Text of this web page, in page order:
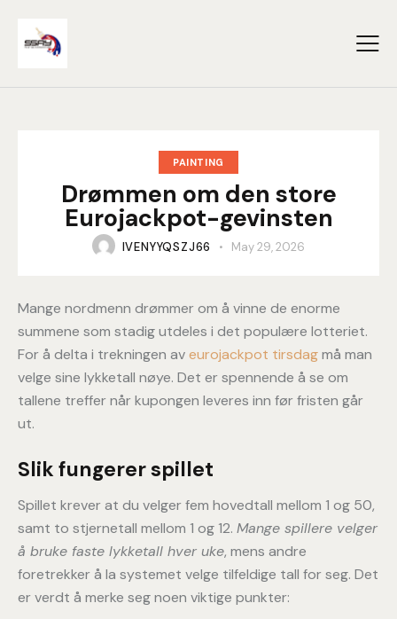
PAINTING
Drømmen om den store
Eurojackpot-gevinsten
IVENYYQSZJ66 May 29, 2026
Mange nordmenn drømmer om å vinne de enorme
summene som stadig utdeles i det populære lotteriet.
For å delta i trekningen aveurojackpot tirsdagmå man
velge sine lykketall nøye. Det er spennende å se om
tallene treffer når kupongen leveres inn før fristen går
ut.
Slik fungerer spillet
Spillet krever at du velger fem hovedtall mellom 1 og 50,
samt to stjernetall mellom 1 og 12. Mange spillere velger
å bruke faste lykketall hver uke, mens andre
foretrekker å la systemet velge tilfeldige tall for seg. Det
er verdt å merke seg noen viktige punkter: